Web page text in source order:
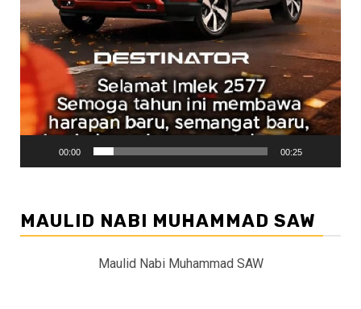
00:00 00:25
MAULID NABI MUHAMMAD SAW
Maulid Nabi Muhammad SAW